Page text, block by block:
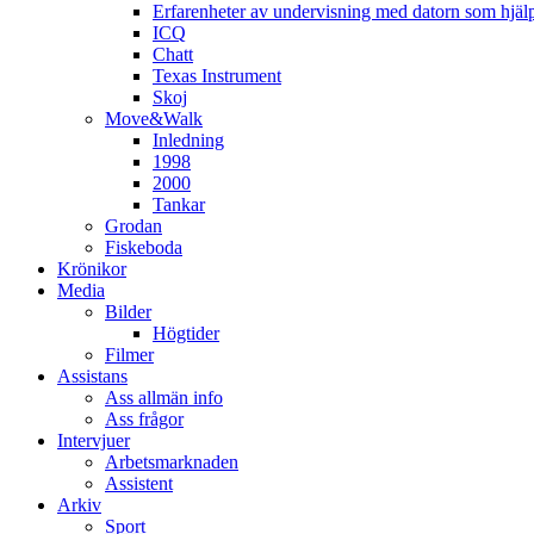
Erfarenheter av undervisning med datorn som
ICQ
Chatt
Texas Instrument
Skoj
Move&Walk
Inledning
1998
2000
Tankar
Grodan
Fiskeboda
Krönikor
Media
Bilder
Högtider
Filmer
Assistans
Ass allmän info
Ass frågor
Intervjuer
Arbetsmarknaden
Assistent
Arkiv
Sport